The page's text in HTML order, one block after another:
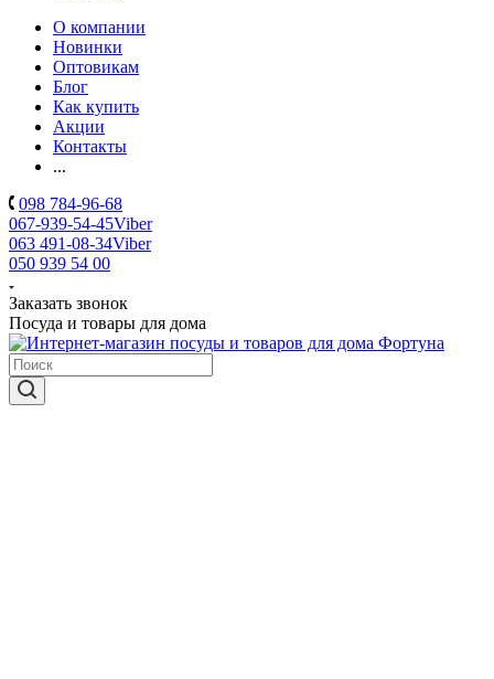
О компании
Новинки
Оптовикам
Блог
Как купить
Акции
Контакты
...
098 784-96-68
067-939-54-45Viber
063 491-08-34Viber
050 939 54 00
Заказать звонок
Посуда и товары для дома